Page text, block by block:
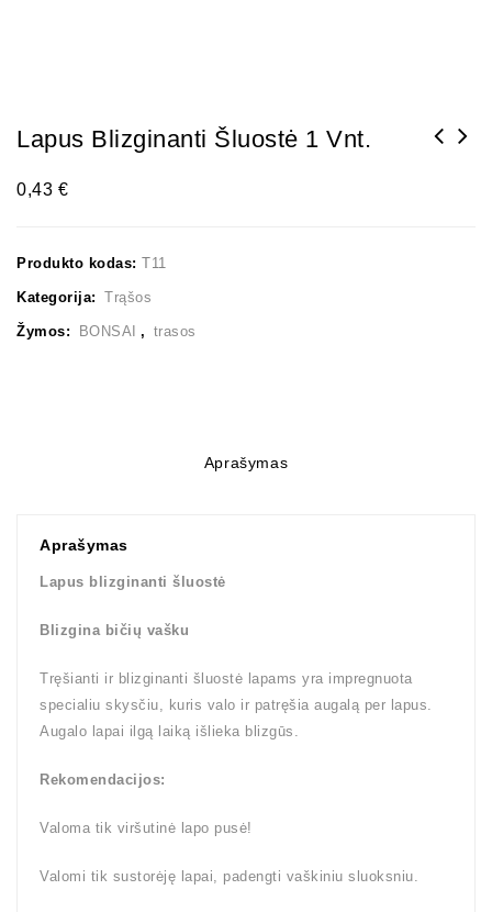
Lapus Blizginanti Šluostė 1 Vnt.
0,43 €
Produkto kodas: T11
Kategorija: Trąšos
Žymos: BONSAI , trasos
Aprašymas
Aprašymas
Lapus blizginanti šluostė
Blizgina bičių vašku
Tręšianti ir blizginanti šluostė lapams yra impregnuota
specialiu skysčiu, kuris valo ir patręšia augalą per lapus.
Augalo lapai ilgą laiką išlieka blizgūs.
Rekomendacijos:
Valoma tik viršutinė lapo pusė!
Valomi tik sustorėję lapai, padengti vaškiniu sluoksniu.